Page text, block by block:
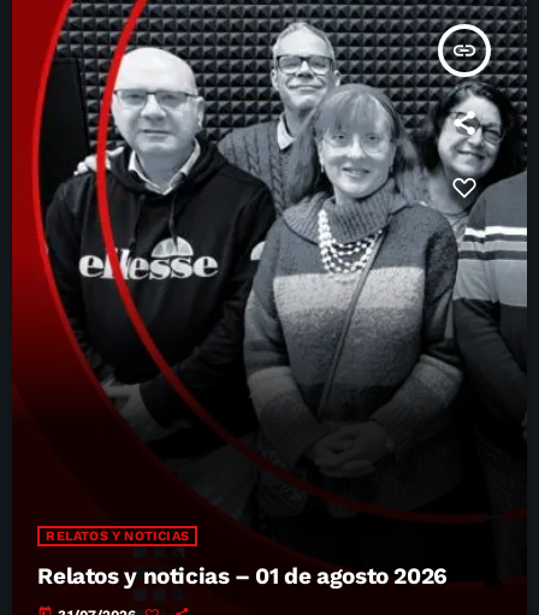
insert_link
RELATOS Y NOTICIAS
Relatos y noticias – 01 de agosto 2026